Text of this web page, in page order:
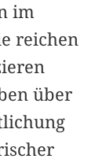
im
reichen
über